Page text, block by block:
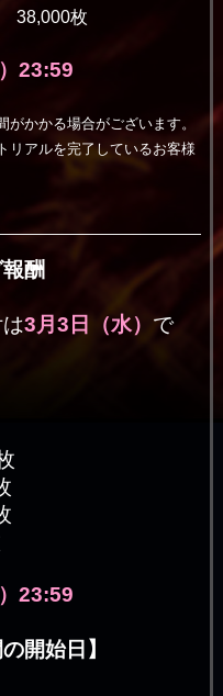
枚
23:59
かかる場合がございます。
アルを完了しているお客様
酬
3月3日（水） で
23:59
開始日】